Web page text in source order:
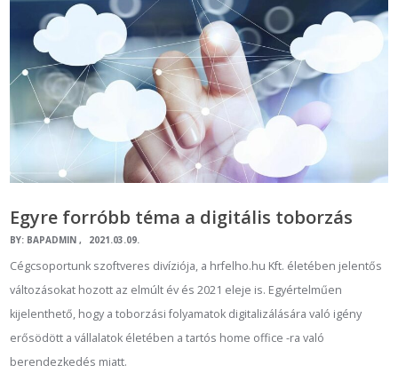
Egyre forróbb téma a digitális toborzás
BY: BAPADMIN 2021.03.09.
Cégcsoportunk szoftveres divíziója, a hrfelho.hu Kft. életében jelentős
változásokat hozott az elmúlt év és 2021 eleje is. Egyértelműen
kijelenthető, hogy a toborzási folyamatok digitalizálására való igény
erősödött a vállalatok életében a tartós home office -ra való
berendezkedés miatt.